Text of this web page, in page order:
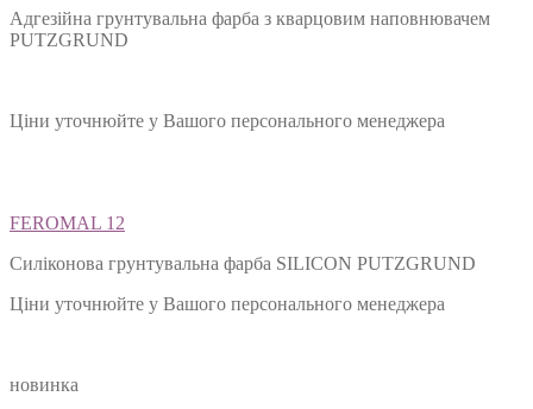
Адгезійна грунтувальна фарба з кварцовим наповнювачем
PUTZGRUND
Ціни уточнюйте у Вашого персонального менеджера
FEROMAL 12
Силіконова грунтувальна фарба SILIСON PUTZGRUND
Ціни уточнюйте у Вашого персонального менеджера
новинка